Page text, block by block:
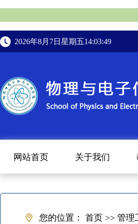
2026年8月7日星期五14:03:49
网站首页 关于我们
您的位置： 首页 >> 管理